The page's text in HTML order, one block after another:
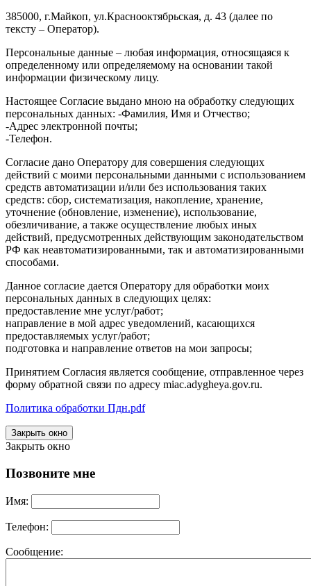
385000, г.Майкоп, ул.Краснооктябрьская, д. 43 (далее по
тексту – Оператор).
Персональные данные – любая информация, относящаяся к
определенному или определяемому на основании такой
информации физическому лицу.
Настоящее Согласие выдано мною на обработку следующих
персональных данных: -Фамилия, Имя и Отчество;
-Адрес электронной почты;
-Телефон.
Согласие дано Оператору для совершения следующих
действий с моими персональными данными с использованием
средств автоматизации и/или без использования таких
средств: сбор, систематизация, накопление, хранение,
уточнение (обновление, изменение), использование,
обезличивание, а также осуществление любых иных
действий, предусмотренных действующим законодательством
РФ как неавтоматизированными, так и автоматизированными
способами.
Данное согласие дается Оператору для обработки моих
персональных данных в следующих целях:
предоставление мне услуг/работ;
направление в мой адрес уведомлений, касающихся
предоставляемых услуг/работ;
подготовка и направление ответов на мои запросы;
Принятием Согласия является сообщение, отправленное через
форму обратной связи по адресу miac.adygheya.gov.ru.
Политика обработки Пдн.pdf
Закрыть окно
Закрыть окно
Позвоните мне
Имя:
Телефон:
Сообщение: